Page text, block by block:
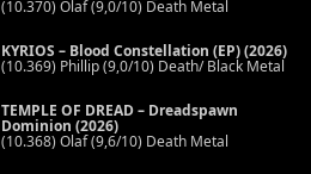
(10.370) Olaf (9,0/10) Death Metal
KYRIOS – Blood Constellation (EP) (2026)
(10.369) Phillip (9,0/10) Death/ Black Metal
TEMPLE OF DREAD – Dreadspawn
Dominion (2026)
(10.368) Olaf (9,6/10) Death Metal